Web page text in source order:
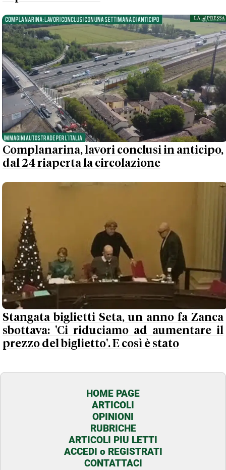
Complanarina, lavori conclusi in anticipo,
dal 24 riaperta la circolazione
Stangata biglietti Seta, un anno fa Zanca
sbottava: 'Ci riduciamo ad aumentare il
prezzo del biglietto'. E così è stato
HOME PAGE
ARTICOLI
OPINIONI
RUBRICHE
ARTICOLI PIU LETTI
ACCEDI o REGISTRATI
CONTATTACI